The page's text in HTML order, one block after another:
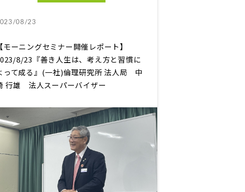
08/23
【モーニングセミナー開催レポート】
8/23『善き人生は、考え方と習慣に
って成る』(一社)倫理研究所 法人局 中
行雄 法人スーパーバイザー